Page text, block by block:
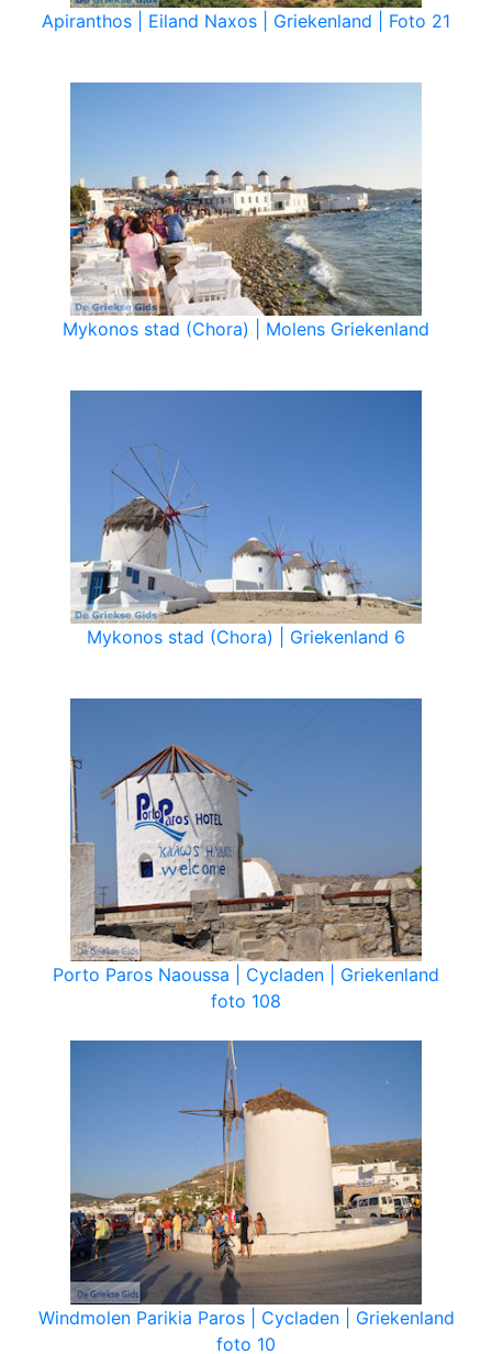
Apiranthos | Eiland Naxos | Griekenland | Foto 21
Mykonos stad (Chora) | Molens Griekenland
Mykonos stad (Chora) | Griekenland 6
Porto Paros Naoussa | Cycladen | Griekenland
foto 108
Windmolen Parikia Paros | Cycladen | Griekenland
foto 10